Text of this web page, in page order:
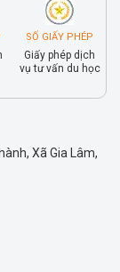
SỐ GIẤY PHÉP
Giấy phép dịch
vụ tư vấn du học
Xã Gia Lâm,